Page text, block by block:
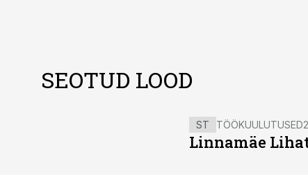
SEOTUD LOOD
ST TÖÖKUULUTUSED
Linnamäe